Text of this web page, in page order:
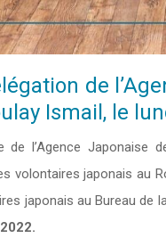
de
Ismail, le
de l’Agence Japonaise
volontaires japonais au
japonais au Bureau de